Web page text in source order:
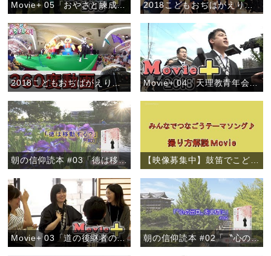
Movie+ 05「おやさと練成会」 2018こどもおぢばがえり事前企画「わかぎおぢばひのきしん－人のために尽くすよろこび－」
2018こどもおぢばがえり事前企画「VR体験で夏を先取り！」 Movie+ 04「天理教青年会 全世界一斉布教月間」
朝の信仰読本 #03「徳は移動する？」 【映像募集中】鼓笛でこどもおぢばがえりテーマソング♪
Movie+ 03「道の後継者の集い」西鎮分教会 朝の信仰読本 #02「〝心の出口〟を大切に」